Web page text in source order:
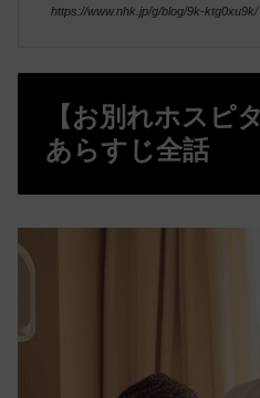
https://www.nhk.jp/g/blog/9k-ktg0xu9k/
【お別れホスピ
あらすじ全話